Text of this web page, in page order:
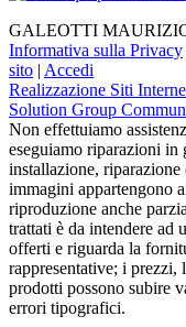
GALEOTTI
Informativa sulla Privacy
sito | Accedi
Realizzazione Siti
Solution Group
Non effettuiamo
eseguiamo riparazioni in
installazione,
immagini appartengono
riproduzione anche
trattati è da intendere ad
offerti e riguarda la
rappresentative; i prezzi,
prodotti possono subire
errori tipografici.